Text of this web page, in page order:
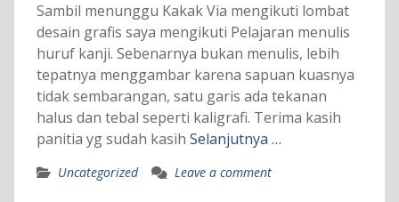
Sambil menunggu Kakak Via mengikuti lombat
desain grafis saya mengikuti Pelajaran menulis
huruf kanji. Sebenarnya bukan menulis, lebih
tepatnya menggambar karena sapuan kuasnya
tidak sembarangan, satu garis ada tekanan
halus dan tebal seperti kaligrafi. Terima kasih
panitia yg sudah kasih Selanjutnya …
Uncategorized Leave a comment